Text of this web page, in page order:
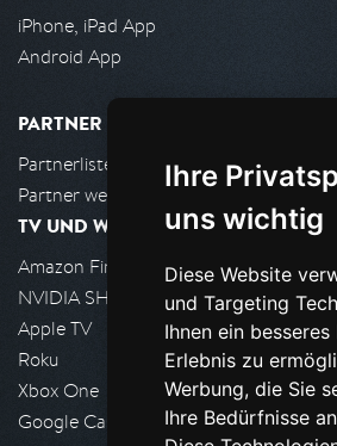
Ihre
uns wichtig
Diese Website
und Targeting
Ihnen ein
Erlebnis zu
Werbung, die Sie
Ihre Bedürfnisse
iPhone, iPad App
Android App
PARTNER
Partnerliste
Partner werden
TV UND WOHNZIMMER
Amazon FireTV
NVIDIA SHIELD, Google TV
Apple TV
Roku
Xbox One
Google Cast